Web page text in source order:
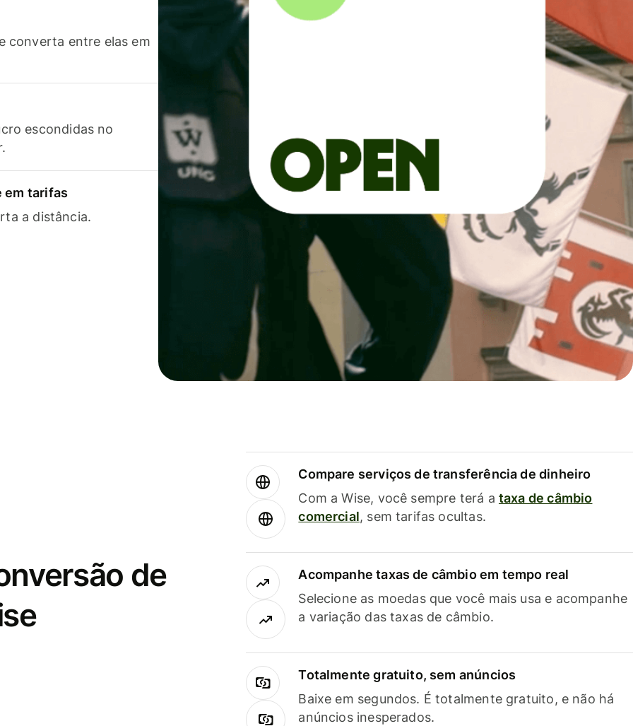
converta entre elas em
escondidas no
em tarifas
a distância.
de
Compare serviços de transferência de dinheiro
Com a Wise, você sempre terá a taxa de câmbio
comercial, sem tarifas ocultas.
Acompanhe taxas de câmbio em tempo real
Selecione as moedas que você mais usa e acompanhe
a variação das taxas de câmbio.
Totalmente gratuito, sem anúncios
Baixe em segundos. É totalmente gratuito, e não há
anúncios inesperados.